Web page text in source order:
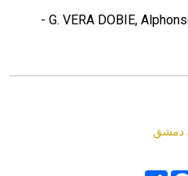
- G. VERA DOBIE,